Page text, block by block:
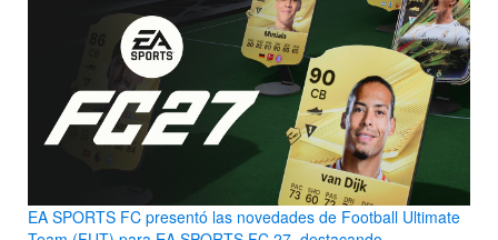
EA SPORTS FC presentó las novedades de Football Ultimate